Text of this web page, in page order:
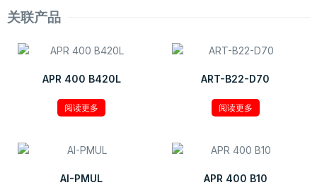
关联产品
APR 400 B420L
阅读更多
ART-B22-D70
阅读更多
AI-PMUL APR 400 B10